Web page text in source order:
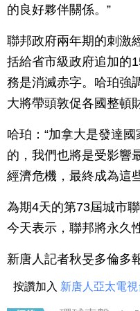
的良好夥伴關係。”
聯邦政府兩年期的刺激
括給省市級政府追加的
務是消滅赤字。哈珀強
大將帶頭敦促各國整頓
哈珀：“加拿大是發達
的，我們也將是受影響
經濟危機，最終成為這
為期4天的第73屆城市
今天表示，聯邦將永久
新唐人記者秋旻多倫多
按讚加入 新唐人亞太電